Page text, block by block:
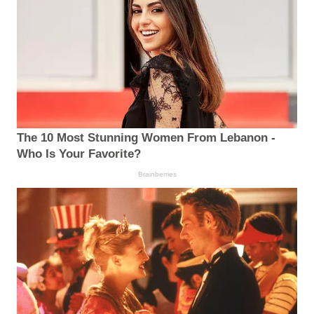
The 10 Most Stunning Women From Lebanon -
Who Is Your Favorite?
Brainberries